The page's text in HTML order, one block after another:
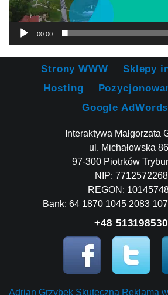
00:00
Strony WWW
Sklepy
Hosting
Google AdWords
Interaktywa Małgorzata
ul. Michałowska
97-300 Piotrków
NIP: 7712572268
REGON:
Bank: 64 1870 1045 2083
+48 513198530
Adrian Grzybek Skuteczna Reklama